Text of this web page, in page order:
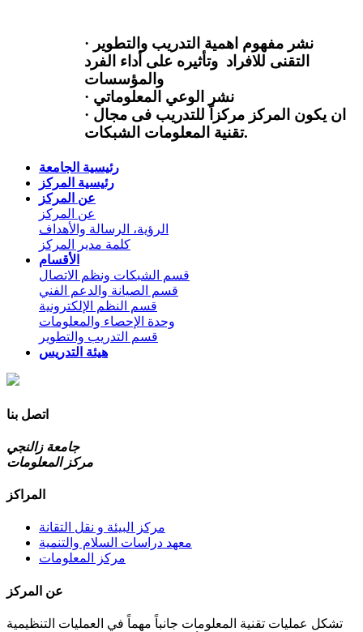
· نشر مفهوم اهمية التدريب والتطوير
التقنى للافراد وتأثيره على أداء الفرد
والمؤسسات
· نشر الوعي المعلوماتي
· ان يكون المركز مركزاً للتدريب فى مجال
تقنية المعلومات الشبكات.
رئيسية الجامعة
رئيسية المركز
عن المركز
عن المركز
الرؤية، الرسالة والأهداف
كلمة مدير المركز
الأقسام
قسم الشبكات ونظم الاتصال
قسم الصيانة والدعم الفني
قسم النظم الإلكترونية
وحدة الإحصاء والمعلومات
قسم التدريب والتطوير
هيئة التدريس
اتصل بنا
جامعة زالنجي
مركز المعلومات
المراكز
مركز البيئة و نقل التقانة
معهد دراسات السلام والتنمية
مركز المعلومات
عن المركز
تشكل عمليات تقنية المعلومات جانباً مهماً في العمليات التنظيمية